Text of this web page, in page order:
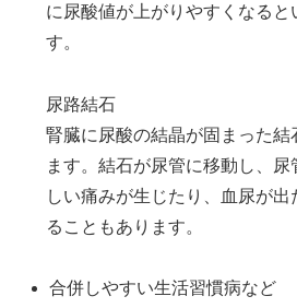
に尿酸値が上がりやすくなると
す。
尿路結石
腎臓に尿酸の結晶が固まった結
ます。結石が尿管に移動し、
しい痛みが生じたり、血尿が出
ることもあります。
合併しやすい生活習慣病など